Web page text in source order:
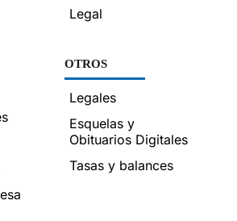
Legal
OTROS
Legales
Esquelas y
Obituarios Digitales
Tasas y balances